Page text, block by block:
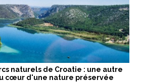
naturels de Croatie : une autre
cœur d'une nature préservée